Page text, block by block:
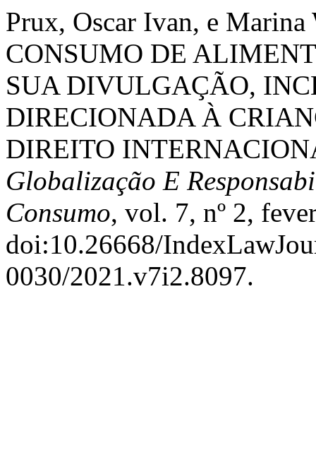
Prux, Oscar Ivan, e Marina
CONSUMO DE
SUA DIVULGAÇÃO,
DIRECIONADA À
DIREITO
Globalização E
Consumo, vol. 7, nº 2,
doi:10.26668/
0030/2021.v7i2.8097.